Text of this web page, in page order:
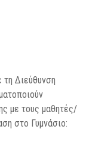
Διεύθυνση
με τους μαθητές/
στο Γυμνάσιο: